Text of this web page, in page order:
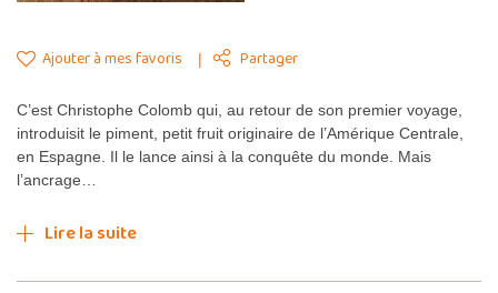
Ajouter à mes favoris Partager
C’est Christophe Colomb qui, au retour de son premier voyage,
introduisit le piment, petit fruit originaire de l’Amérique Centrale,
en Espagne. Il le lance ainsi à la conquête du monde. Mais
l’ancrage…
Lire la suite